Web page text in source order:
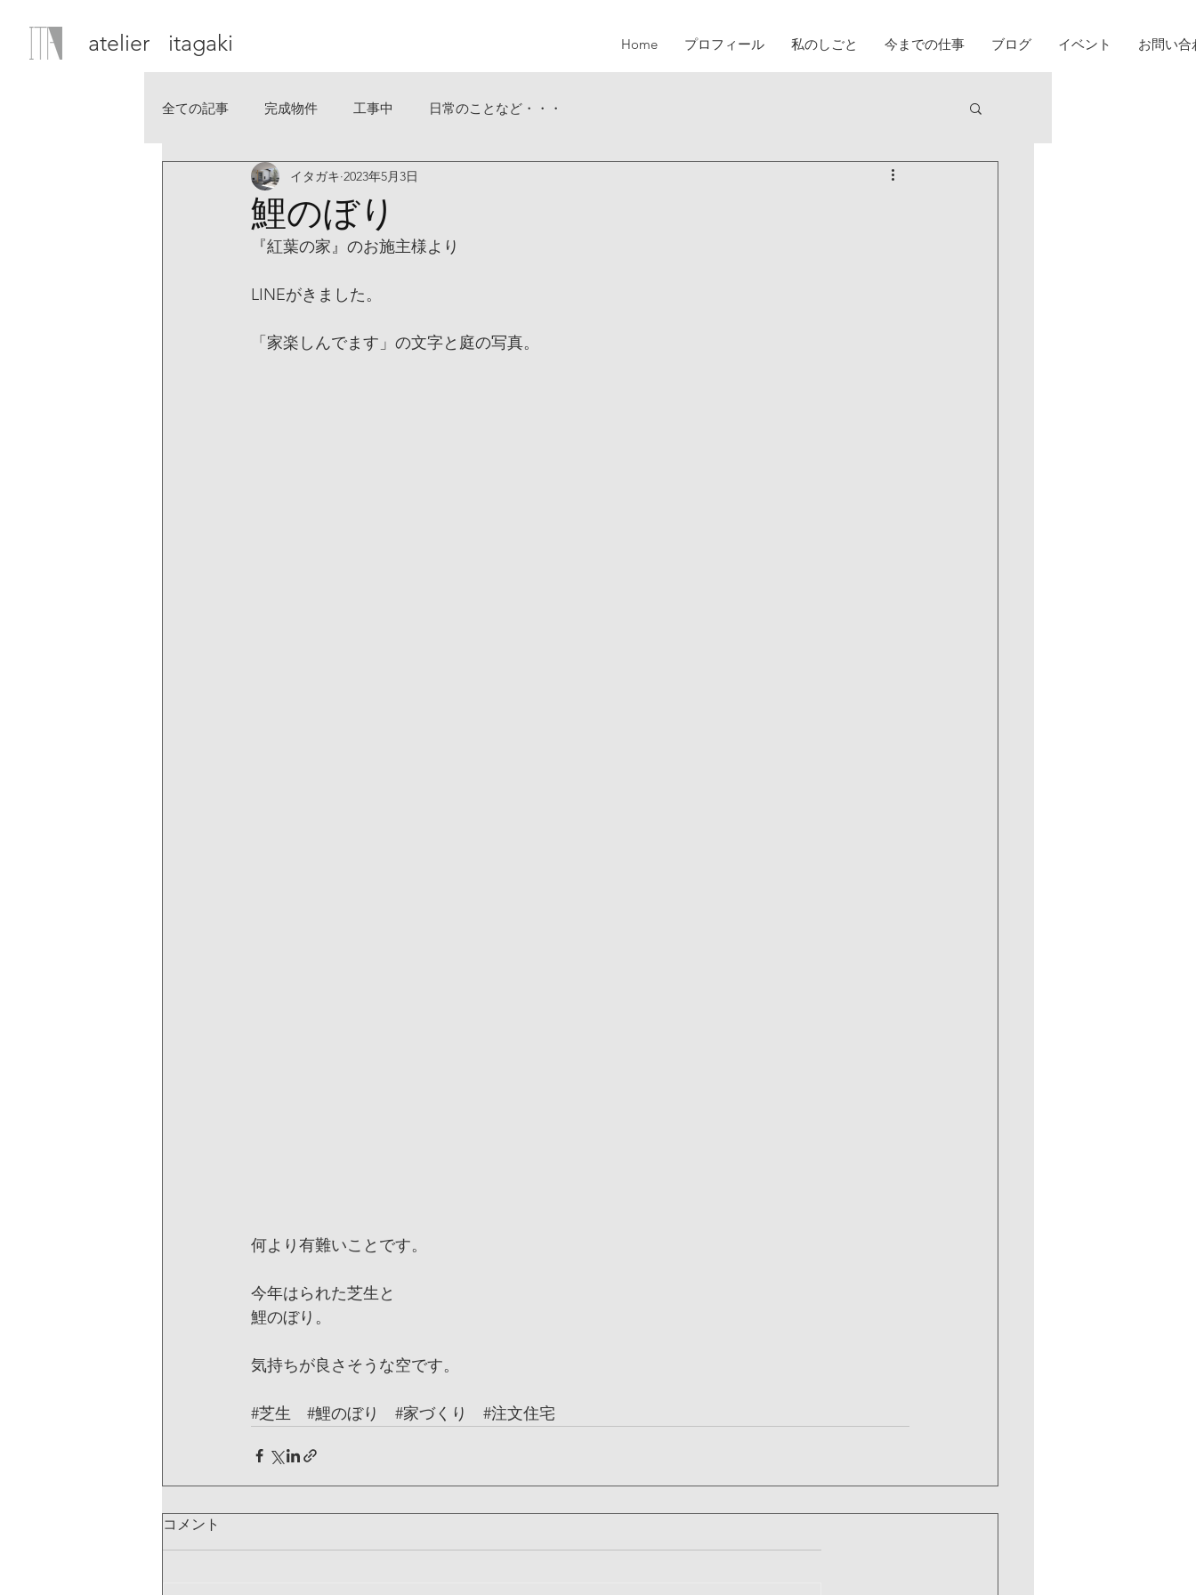
atelier itagaki Home プロフィール 私のしごと 今までの仕事 ブログ イベント お問い合
全ての記事 完成物件 工事中 日常のことなど・・・
鯉のぼり
イタガキ 2023年5月3日
『紅葉の家』のお施主様より
LINEがきました。
「家楽しんでます」の文字と庭の写真。
何より有難いことです。
今年はられた芝生と
鯉のぼり。
気持ちが良さそうな空です。
#芝生 #鯉のぼり #家づくり #注文住宅
コメント